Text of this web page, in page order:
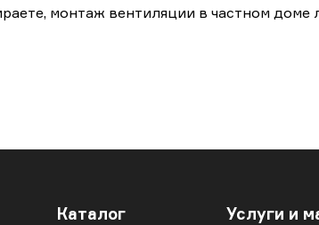
монтаж вентиляции в частном
Каталог Услуги и